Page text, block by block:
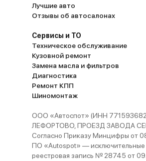
Лучшие авто
Отзывы об автосалонах
Сервисы и ТО
Техническое обслуживание
Кузовной ремонт
Замена масла и фильтров
Диагностика
Ремонт КПП
Шиномонтаж
ООО «Автоспот» (ИНН
ЛЕФОРТОВО, ПРОЕЗД ЗАВОДА
Согласно Приказу Минцифры от
ПО «Autospot» —
реестровая запись № 28745 от